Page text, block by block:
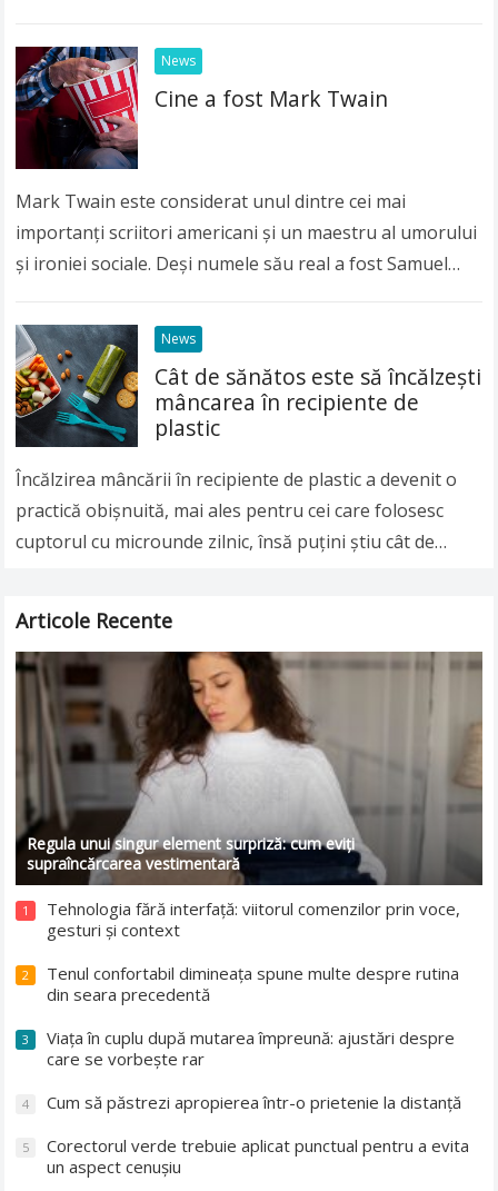
News
Cine a fost Mark Twain
Mark Twain este considerat unul dintre cei mai
importanți scriitori americani și un maestru al umorului
și ironiei sociale. Deși numele său real a fost Samuel
News
Cât de sănătos este să încălzeşti
mâncarea în recipiente de
plastic
Încălzirea mâncării în recipiente de plastic a devenit o
practică obişnuită, mai ales pentru cei care folosesc
cuptorul cu microunde zilnic, însă puţini ştiu cât de
Articole Recente
Regula unui singur element surpriză: cum eviți
supraîncărcarea vestimentară
1
Tehnologia fără interfață: viitorul comenzilor prin voce,
gesturi și context
2
Tenul confortabil dimineața spune multe despre rutina
din seara precedentă
3
Viața în cuplu după mutarea împreună: ajustări despre
care se vorbește rar
4 Cum să păstrezi apropierea într-o prietenie la distanță
5
Corectorul verde trebuie aplicat punctual pentru a evita
un aspect cenușiu